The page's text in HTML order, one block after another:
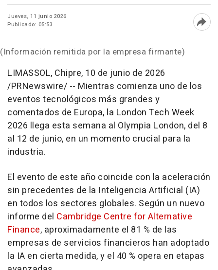
Jueves, 11 junio 2026
Publicado: 05:53
(Información remitida por la empresa firmante)
LIMASSOL, Chipre, 10 de junio de 2026
/PRNewswire/ -- Mientras comienza uno de los
eventos tecnológicos más grandes y
comentados de Europa, la London Tech Week
2026 llega esta semana al Olympia London, del 8
al 12 de junio, en un momento crucial para la
industria.
El evento de este año coincide con la aceleración
sin precedentes de la Inteligencia Artificial (IA)
en todos los sectores globales. Según un nuevo
informe del Cambridge Centre for Alternative
Finance, aproximadamente el 81 % de las
empresas de servicios financieros han adoptado
la IA en cierta medida, y el 40 % opera en etapas